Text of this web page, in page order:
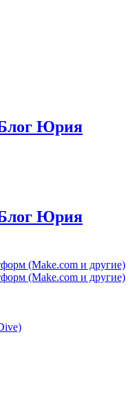
Блог Юрия
Блог Юрия
(Make.com и другие)
(Make.com и другие)